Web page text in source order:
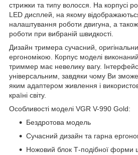
стрижки та типу волосся. На корпусі
LED дисплей, на якому
налаштування роботи двигуна, а
роботи при вибраній швидкості.
Дизайн тримера сучасний,
ергономікою. Корпус моделі виконаний
триммер має невелику вагу.
універсальним, завдяки чому Ви
яким адаптером живлення і
країні світу.
Особливості моделі VGR V-990 Gold:
Бездротова модель
Сучасний дизайн та гарна
Ножовий блок Т-подібної